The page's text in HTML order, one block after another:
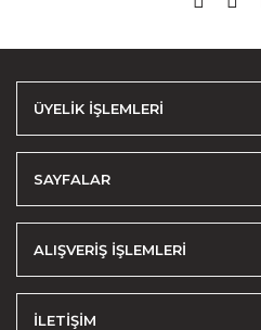
ÜYELİK İŞLEMLERİ
SAYFALAR
ALIŞVERİŞ İŞLEMLERİ
İLETİŞİM